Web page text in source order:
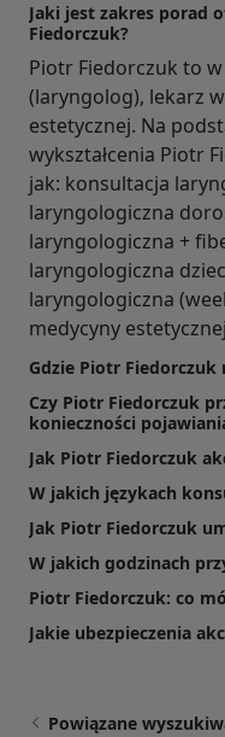
Jaki jest zakres porad
Fiedorczuk?
Piotr Fiedorczuk to
(laryngolog), lekarz
estetycznej. Na
wykształcenia Piotr
jak: konsultacja
laryngologiczna
laryngologiczna +
laryngologiczna
laryngologiczna
medycyny
Gdzie Piotr
Czy Piotr Fiedorczuk
konieczności
Jak Piotr Fiedorczuk
W jakich językach
Jak Piotr Fiedorczuk
W jakich godzinach
Piotr Fiedorczuk: co
Jakie ubezpieczenia
Powiązane